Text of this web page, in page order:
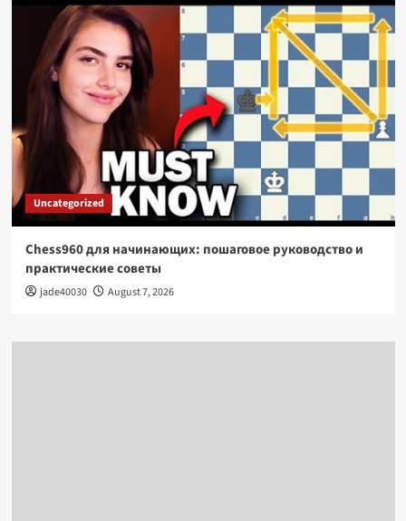
Uncategorized
Chess960 для начинающих: пошаговое руководство и
практические советы
jade40030 August 7, 2026